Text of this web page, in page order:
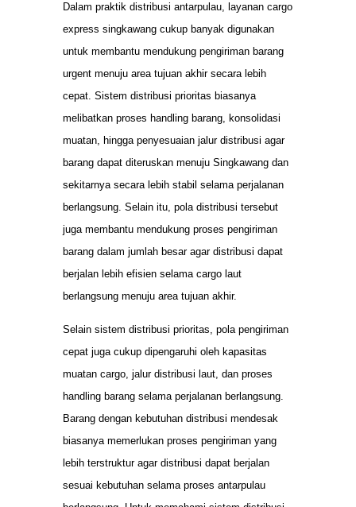
Dalam praktik distribusi antarpulau, layanan cargo
express singkawang cukup banyak digunakan
untuk membantu mendukung pengiriman barang
urgent menuju area tujuan akhir secara lebih
cepat. Sistem distribusi prioritas biasanya
melibatkan proses handling barang, konsolidasi
muatan, hingga penyesuaian jalur distribusi agar
barang dapat diteruskan menuju Singkawang dan
sekitarnya secara lebih stabil selama perjalanan
berlangsung. Selain itu, pola distribusi tersebut
juga membantu mendukung proses pengiriman
barang dalam jumlah besar agar distribusi dapat
berjalan lebih efisien selama cargo laut
berlangsung menuju area tujuan akhir.
Selain sistem distribusi prioritas, pola pengiriman
cepat juga cukup dipengaruhi oleh kapasitas
muatan cargo, jalur distribusi laut, dan proses
handling barang selama perjalanan berlangsung.
Barang dengan kebutuhan distribusi mendesak
biasanya memerlukan proses pengiriman yang
lebih terstruktur agar distribusi dapat berjalan
sesuai kebutuhan selama proses antarpulau